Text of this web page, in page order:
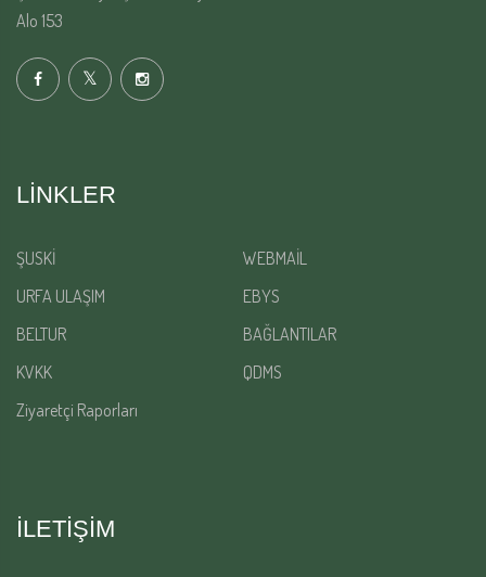
Alo 153
LINKLER
ŞUSKİ
WEBMAİL
URFA ULAŞIM
EBYS
BELTUR
BAĞLANTILAR
KVKK
QDMS
Ziyaretçi Raporları
İLETİŞİM